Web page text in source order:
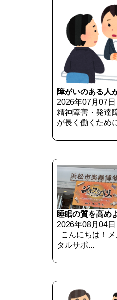
障がいのある人
2026年07月07日
精神障害・発達
が長く働くため
睡眠の質を高め
2026年08月04日
こんにちは！
タルサポ...